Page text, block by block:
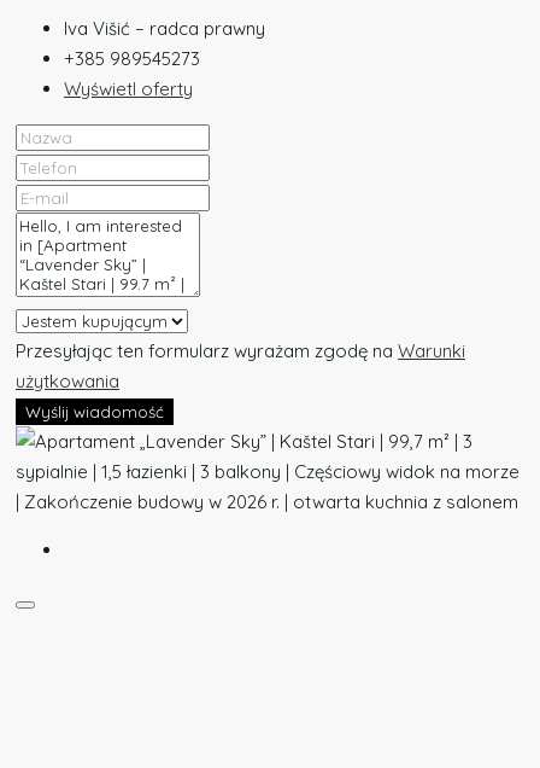
Iva Višić – radca prawny
+385 989545273
Wyświetl oferty
Przesyłając ten formularz wyrażam zgodę na Warunki
użytkowania
Wyślij wiadomość